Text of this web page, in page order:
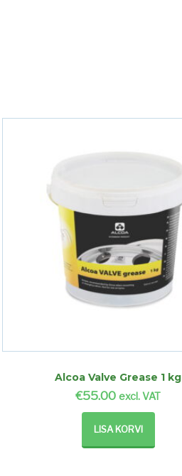
Alcoa Valve Grease 1 kg
€55.00 excl. VAT
LISA KORVI